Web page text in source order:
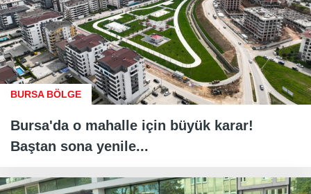
BURSA BÖLGE
Bursa'da o mahalle için büyük karar!
Baştan sona yenile...